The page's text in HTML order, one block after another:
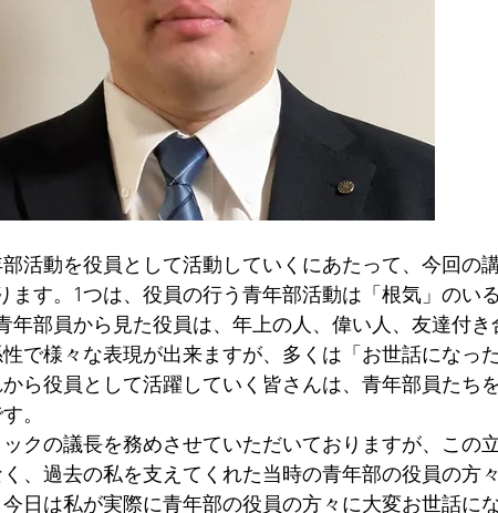
活動を役員として活動していくにあたって、今回の
ます。1つは、役員の行う青年部活動は「根気」のい
年部員から見た役員は、年上の人、偉い人、友達付き
で様々な表現が出来ますが、多くは「お世話になっ
ら役員として活躍していく皆さんは、青年部員たち
。
クの議長を務めさせていただいておりますが、この
、過去の私を支えてくれた当時の青年部の役員の方
日は私が実際に青年部の役員の方々に大変お世話に